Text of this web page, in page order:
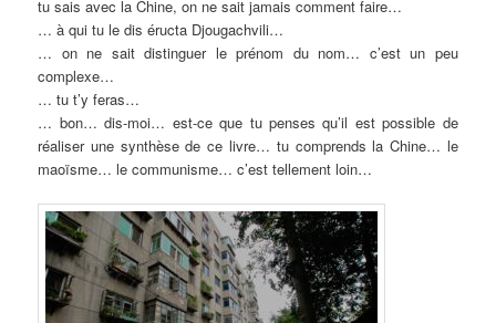
tu sais avec la Chine, on ne sait jamais comment faire…
… à qui tu le dis éructa Djougachvili…
… on ne sait distinguer le prénom du nom… c’est un peu
complexe…
… tu t’y feras…
… bon… dis-moi… est-ce que tu penses qu’il est possible de
réaliser une synthèse de ce livre… tu comprends la Chine… le
maoïsme… le communisme… c’est tellement loin…